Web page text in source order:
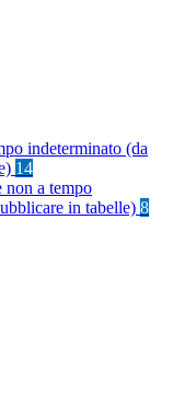
indeterminato (da
14
non a tempo
in tabelle) 8